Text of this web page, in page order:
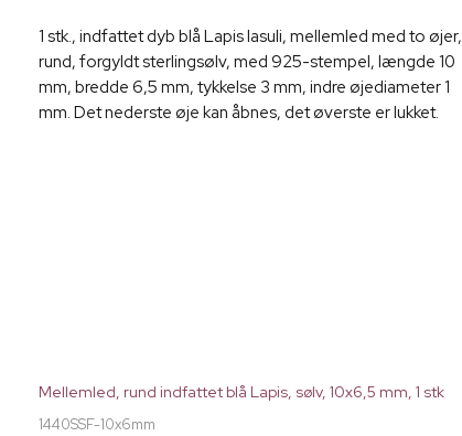
1 stk., indfattet dyb blå Lapis lasuli, mellemled med to øjer,
rund, forgyldt sterlingsølv, med 925-stempel, længde 10
mm, bredde 6,5 mm, tykkelse 3 mm, indre øjediameter 1
mm. Det nederste øje kan åbnes, det øverste er lukket.
Mellemled, rund indfattet blå Lapis, sølv, 10x6,5 mm, 1 stk
1440SSF-10x6mm